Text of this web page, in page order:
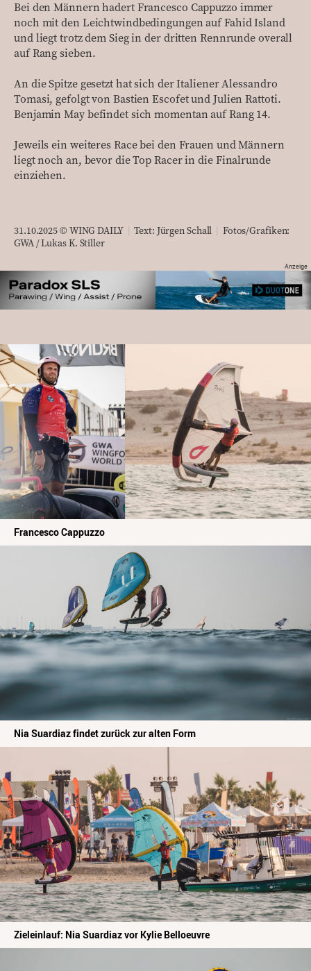
Bei den Männern hadert Francesco Cappuzzo immer
noch mit den Leichtwindbedingungen auf Fahid Island
und liegt trotz dem Sieg in der dritten Rennrunde overall
auf Rang sieben.
An die Spitze gesetzt hat sich der Italiener Alessandro
Tomasi, gefolgt von Bastien Escofet und Julien Rattoti.
Benjamin May befindet sich momentan auf Rang 14.
Jeweils ein weiteres Race bei den Frauen und Männern
liegt noch an, bevor die Top Racer in die Finalrunde
einziehen.
31.10.2025 © WING DAILY Text: Jürgen Schall
Fotos/Grafiken:
GWA / Lukas K. Stiller
Francesco Cappuzzo
Nia Suardiaz findet zurück zur alten Form
Zieleinlauf: Nia Suardiaz vor Kylie Belloeuvre